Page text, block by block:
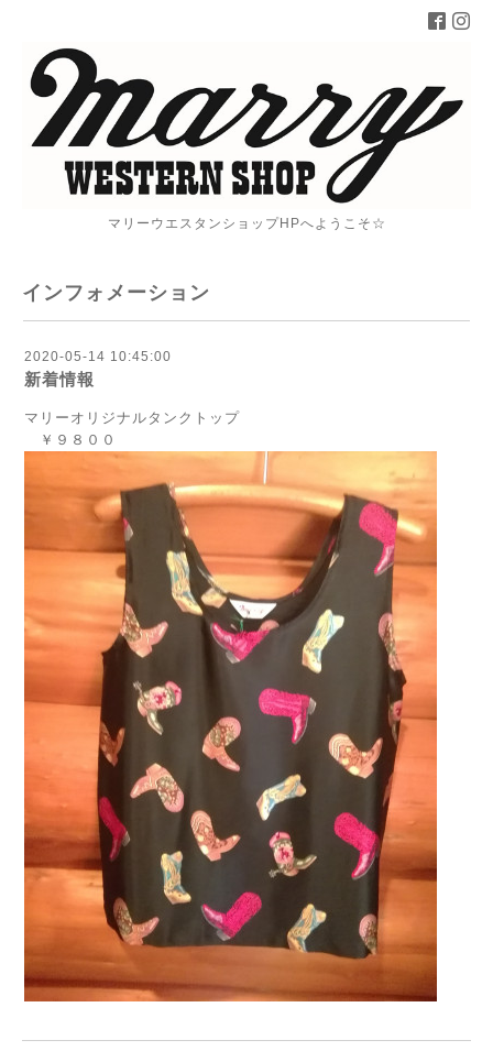
マリーウエスタンショップHPへようこそ☆
インフォメーション
2020-05-14 10:45:00
新着情報
マリーオリジナルタンクトップ
￥９８００